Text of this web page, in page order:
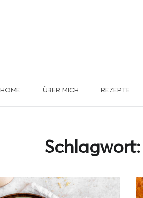
HOME ÜBER MICH REZEPTE
Schlagwort:
und